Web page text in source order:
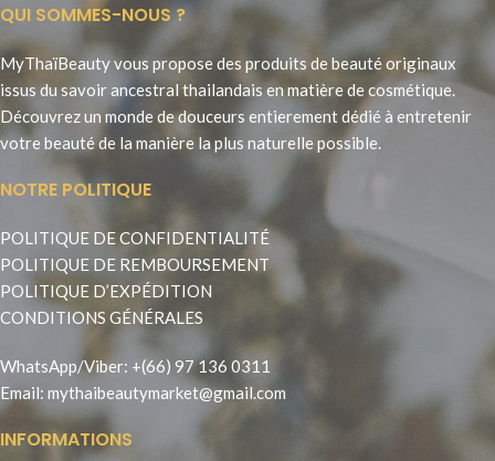
QUI SOMMES-NOUS ?
MyThaïBeauty vous propose des produits de beauté originaux
issus du savoir ancestral thailandais en matière de cosmétique.
Découvrez un monde de douceurs entierement dédié à entretenir
votre beauté de la manière la plus naturelle possible.
NOTRE POLITIQUE
POLITIQUE DE CONFIDENTIALITÉ
POLITIQUE DE REMBOURSEMENT
POLITIQUE D’EXPÉDITION
CONDITIONS GÉNÉRALES
WhatsApp/Viber: +(66) 97 136 0311
Email: mythaibeautymarket@gmail.com
INFORMATIONS